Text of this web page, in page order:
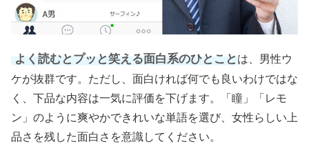
よく読むとプッと笑える面白系のひとことは、男性ウ
ケが抜群です。ただし、面白ければ何でも良いわけではな
く、下品な内容は一気に評価を下げます。「瞳」「レモ
ン」のように爽やかできれいな単語を選び、女性らしい上
品さを残した面白さを意識してください。